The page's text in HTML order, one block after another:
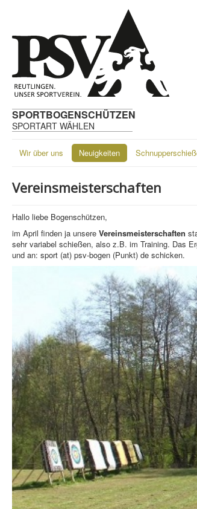
SPORTBOGENSCHÜTZEN
SPORTART WÄHLEN
Wir über uns Neuigkeiten
Vereinsmeisterschaften
Hallo liebe Bogenschützen,
im April finden ja unsere Vereinsmeisterschaften
sehr variabel schießen, also z.B. im Training. Das
und an: sport (at) psv-bogen (Punkt) de schicken.